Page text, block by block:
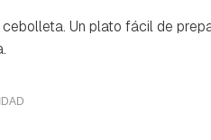
Un plato fácil de